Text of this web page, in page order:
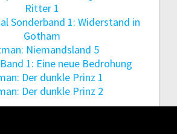
Ritter 1
Sonderband 1: Widerstand in
Gotham
Niemandsland 5
1: Eine neue Bedrohung
Der dunkle Prinz 1
Der dunkle Prinz 2